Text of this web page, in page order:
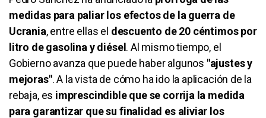
medidas para paliar los efectos de la guerra de
Ucrania, entre ellas el descuento de 20 céntimos por
litro de gasolina y diésel. Al mismo tiempo, el
Gobierno avanza que puede haber algunos "ajustes y
mejoras". A la vista de cómo ha ido la aplicación de la
rebaja, es imprescindible que se corrija la medida
para garantizar que su finalidad es aliviar los